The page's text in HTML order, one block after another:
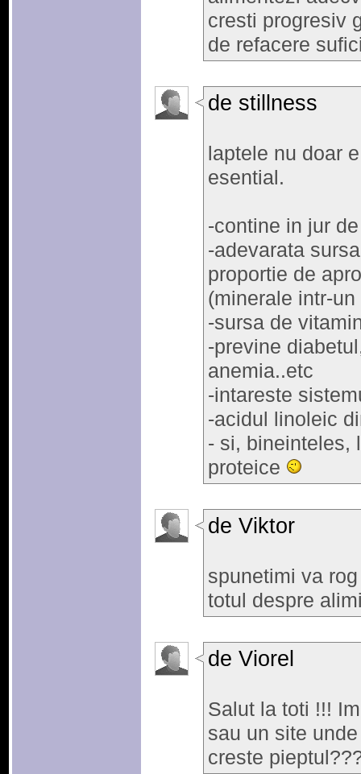
cresti progresiv
de refacere
de stillness
laptele nu doar
esential.
-contine in jur
-adevarata
proportie de
(minerale intr-
-sursa de
-previne
anemia..etc
-intareste
-acidul linoleic
- si, bineinteles,
proteice
de Viktor
spunetimi va
totul despre
de Viorel
Salut la toti !!!
sau un site
creste